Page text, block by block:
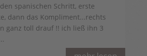
spanischen Schritt, erste
dann das Kompliment...rechts
ganz toll drauf !! ich ließ ihn 3